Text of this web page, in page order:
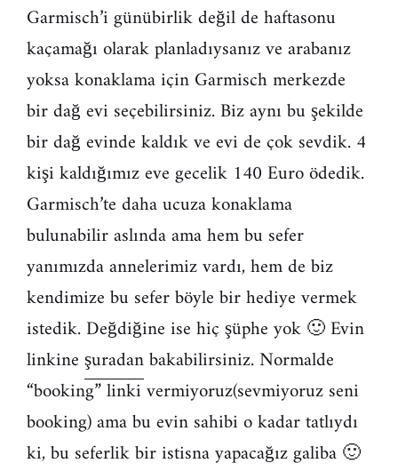
Garmisch’i günübirlik değil de haftasonu
kaçamağı olarak planladıysanız ve arabanız
yoksa konaklama için Garmisch merkezde
bir dağ evi seçebilirsiniz. Biz aynı bu şekilde
bir dağ evinde kaldık ve evi de çok sevdik. 4
kişi kaldığımız eve gecelik 140 Euro ödedik.
Garmisch’te daha ucuza konaklama
bulunabilir aslında ama hem bu sefer
yanımızda annelerimiz vardı, hem de biz
kendimize bu sefer böyle bir hediye vermek
istedik. Değdiğine ise hiç şüphe yok 🙂 Evin
linkineşuradanbakabilirsiniz. Normalde
“booking” linki vermiyoruz(sevmiyoruz seni
booking) ama bu evin sahibi o kadar tatlıydı
ki, bu seferlik bir istisna yapacağız galiba 🙂